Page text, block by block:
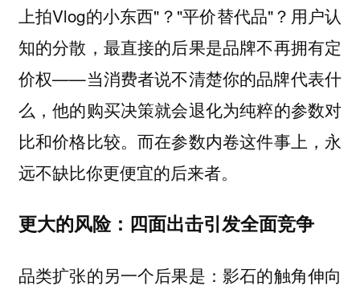
上拍Vlog的小东西"？"平价替代品"？用户认
知的分散，最直接的后果是品牌不再拥有定
价权——当消费者说不清楚你的品牌代表什
么，他的购买决策就会退化为纯粹的参数对
比和价格比较。而在参数内卷这件事上，永
远不缺比你更便宜的后来者。
更大的风险：四面出击引发全面竞争
品类扩张的另一个后果是：影石的触角伸向